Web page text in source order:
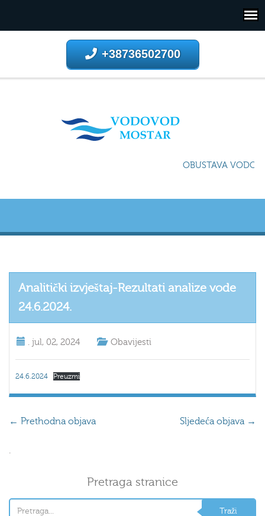
+38736502700
OBUSTAVA
Analitički izvještaj-Rezultati analize vode
24.6.2024.
. jul, 02, 2024 Obavijesti
24.6.2024 Preuzmi
← Prethodna objava Sljedeća objava →
.
Pretraga stranice